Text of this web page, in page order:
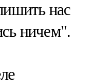
нас
ничем".